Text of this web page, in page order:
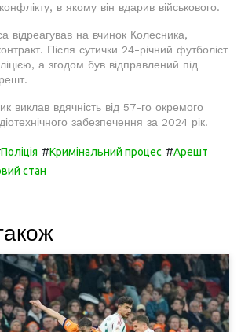
в якому він вдарив військового.
відреагував на вчинок Колесника,
Після сутички 24-річний футболіст
а згодом був відправлений під
виклав вдячність від 57-го окремого
забезпечення за 2024 рік.
Поліція #Кримінальний процес #Арешт
стан